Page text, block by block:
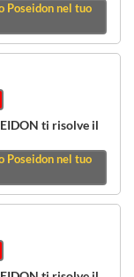
Poseidon nel tuo
ti risolve il
Poseidon nel tuo